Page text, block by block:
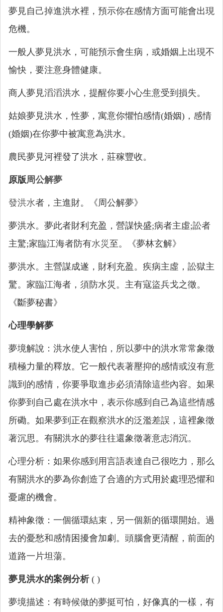
夢見自己掉進洪水裡，預示你在感情方面可能會出現
危機。
一般人夢見洪水，可能預示會生病，或婚姻上出現不
愉快，要注意身體健康。
商人夢見滔滔洪水，提醒你要小心生意受到損失。
姑娘夢見洪水，性夢，寓意你懼怕感情(婚姻)，感情
(婚姻)在你夢中被寓意為洪水。
農民夢見河裡發了洪水，莊稼豐收。
原版周公解夢
發洪水者，主進財。《周公解夢》
夢洪水。夢此者財利充盈，營謀快盛;病者主虛;訟者
主驚;家臨江海者防有水災 至。《夢林玄解》
夢洪水。主營謀成遂，財利充盈。疾病主虛，訟獄主
驚。家臨江海者，須防水災。主有寇盜兵戈之徵。
《斷夢秘書》
心理學解夢
夢境解說：洪水使人害怕，所以夢中的洪水常常象徵
積極力量的釋放。它一般代表著壓抑的感情或沒有意
識到的感情，你要爭取進步必須清除這些內容。如果
你夢到自己處在洪水中，表示你感到自己為這些情感
所磡。如果夢到正在觀察洪水的泛濫差誤，這裡象徵
著沉思。有關洪水的夢往往還象徵著意志消沉。
心理分析：如果你感到用言語表達自己很吃力，那么
有關洪水的夢為你創造了合適的方式用於處理恐懼和
憂慮的機會。
精神象徵：一個循環結束，另一個新的循環開始。過
去的憂愁和感情困擾會加劇。頭腦會更清醒，前面的
道路一片坦蕩。
夢見洪水的案例分析( )
夢境描述：有時候做的夢挺可怕，好像真的一樣，有